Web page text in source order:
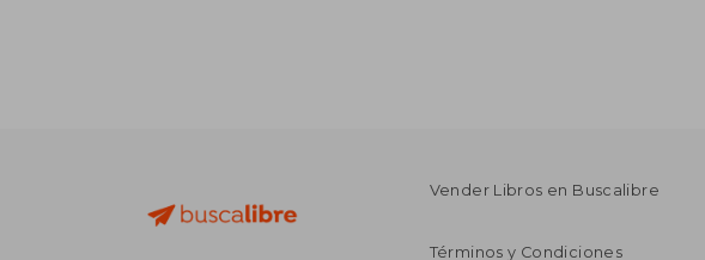
Vender Libros en Buscalibre
Términos y Condiciones